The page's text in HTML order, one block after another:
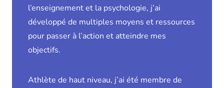
l’enseignement et la psychologie, j’ai
développé de multiples moyens et ressources
pour passer à l’action et atteindre mes
objectifs.
Athlète de haut niveau, j’ai été membre de